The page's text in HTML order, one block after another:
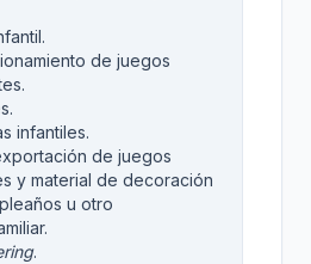
de juegos
infantiles.
de juegos
y material de decoración
u otro
.